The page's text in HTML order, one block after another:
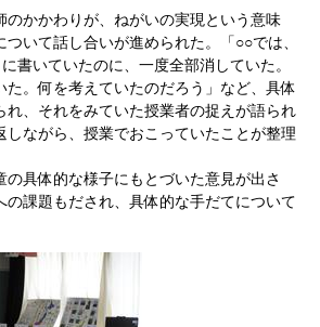
のかかわりが、ねがいの実現という意味
いて話し合いが進められた。「○○では、
書いていたのに、一度全部消していた。
た。何を考えていたのだろう」など、具体
れ、それをみていた授業者の捉えが語られ
しながら、授業でおこっていたことが整理
の具体的な様子にもとづいた意見が出さ
の課題もだされ、具体的な手だてについて